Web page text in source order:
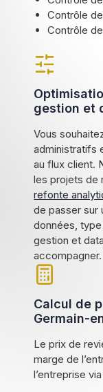
Contrôle
Contrôle
gestion et
Vous
administratifs
au flux client.
les projets de
refonte
de passer sur
données,
gestion et
accompagner.
Calcul de
Germain-
Le prix de
marge de
l’entreprise